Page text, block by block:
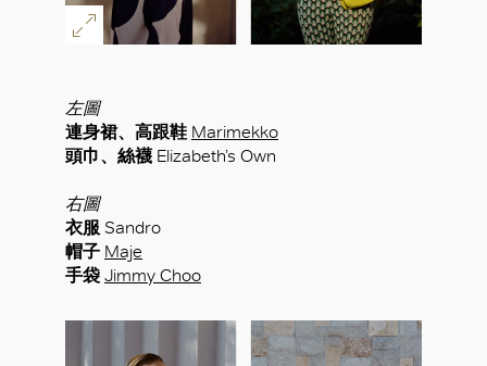
左圖
連身裙、高跟鞋 Marimekko
頭巾、絲襪Elizabeth’s Own
右圖
衣服 Sandro
帽子 Maje
手袋 Jimmy Choo